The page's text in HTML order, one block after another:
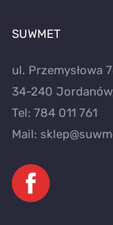
SUWMET
ul. Przemysłowa
34-240
Tel: 784 011 761
Mail: